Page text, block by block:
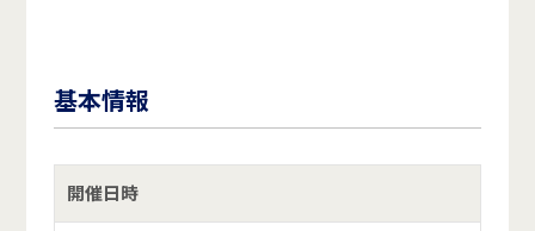
基本情報
開催日時